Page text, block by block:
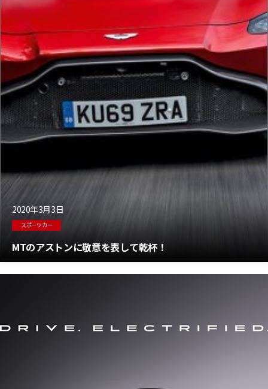
2020年3月3日
スポーツカー
MTのアストンに敬意を表して乾杯！